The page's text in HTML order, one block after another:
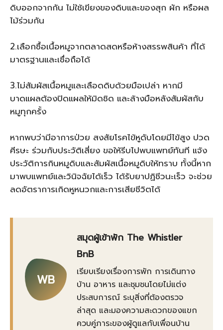
ดิบออกจากกัน ไม่ใช้เขียงของดิบและของสุก ผัก หรือผล
ไม้ร่วมกัน
2.เลือกซื้อเนื้อหมูจากตลาดสดหรือห้างสรรพสินค้า ที่ได้
มาตรฐานและเชื่อถือได้
3.ไม่สัมผัสเนื้อหมูและเลือดดิบด้วยมือเปล่า หากมี
บาดแผลต้องปิดแผลให้มิดชิด และล้างมือหลังสัมผัสกับ
หมูทุกครั้ง
หากพบว่ามีอาการป่วย สงสัยโรคไข้หูดับโดยมีไข้สูง ปวด
ศีรษะ ร่วมกับประวัติเสี่ยง ขอให้รีบไปพบแพทย์ทันที แจ้ง
ประวัติการกินหมูดิบและสัมผัสเนื้อหมูดิบให้ทราบ ทั้งนี้หาก
มาพบแพทย์และวินิจฉัยได้เร็ว ได้รับยาปฏิชีวนะเร็ว จะช่วย
ลดอัตราการเกิดหูหนวกและการเสียชีวิตได้
WB
สมุดผู้เข้าพัก The Whistler
BnB
เรียบเรียงเรื่องการพัก การเดินทาง
บ้าน อาหาร และชุมชนโดยไม่แต่ง
ประสบการณ์ ระบุสิ่งที่ต้องตรวจ
ล่าสุด และมองความสะดวกของแขก
ควบคู่ภาระของผู้ดูแลกับเพื่อนบ้าน